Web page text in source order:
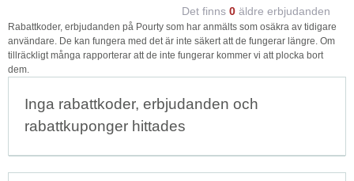
Det finns 0 äldre erbjudanden
Rabattkoder, erbjudanden på Pourty som har anmälts som osäkra av tidigare
användare. De kan fungera med det är inte säkert att de fungerar längre. Om
tillräckligt många rapporterar att de inte fungerar kommer vi att plocka bort
dem.
Inga rabattkoder, erbjudanden och
rabattkuponger hittades